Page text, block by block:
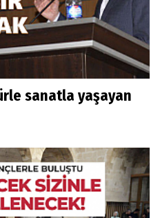
sanatla yaşayan